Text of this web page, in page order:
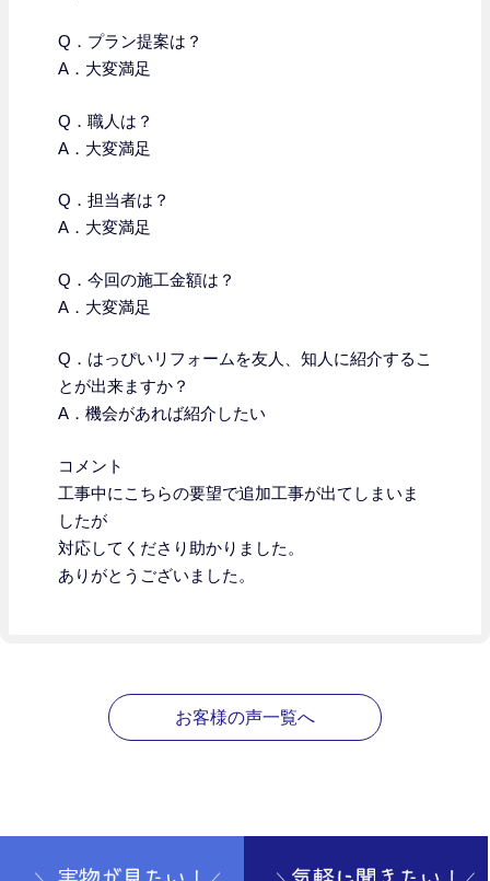
Q．プラン提案は？
A．大変満足
Q．職人は？
A．大変満足
Q．担当者は？
A．大変満足
Q．今回の施工金額は？
A．大変満足
Q．はっぴいリフォームを友人、知人に紹介するこ
とが出来ますか？
A．機会があれば紹介したい
コメント
工事中にこちらの要望で追加工事が出てしまいま
したが
対応してくださり助かりました。
ありがとうございました。
お客様の声一覧へ